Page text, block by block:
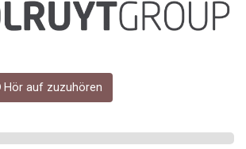
GEL 3.017966
GGP 0.859288
GMD 84.980421
GNF 10145.090599
GYD 241.849406
Hör auf zuzuhören